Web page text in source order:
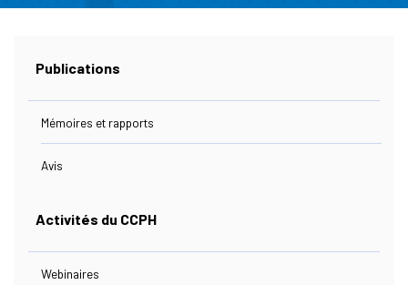
Notre Équipe
Enjeux
Ressources
Publications
Mémoires et rapports
Avis
Activités du CCPH
Webinaires